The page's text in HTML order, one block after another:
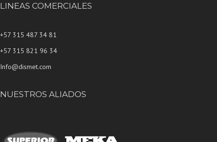
LINEAS COMERCIALES
+57 315 487 34 81
+57 315 821 96 34
Info@dismet.com
NUESTROS ALIADOS